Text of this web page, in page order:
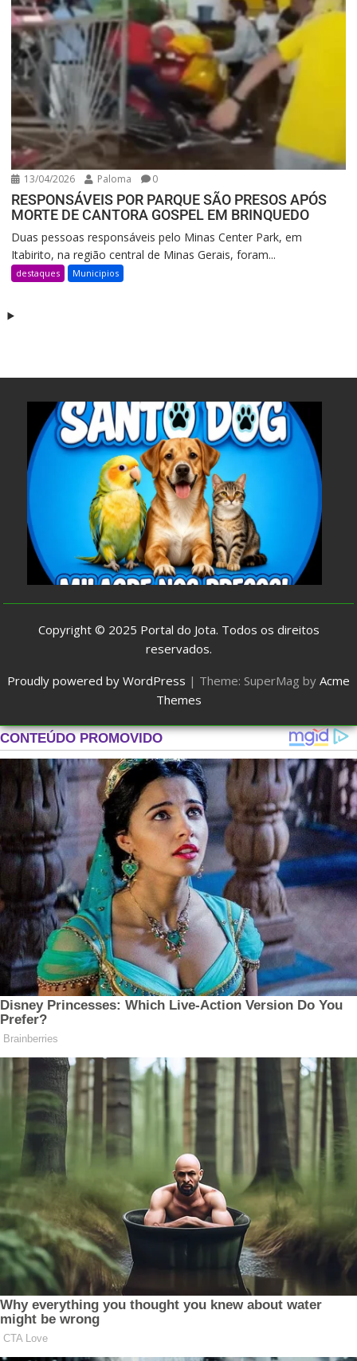
13/04/2026 Paloma 0
RESPONSÁVEIS POR PARQUE SÃO PRESOS APÓS
MORTE DE CANTORA GOSPEL EM BRINQUEDO
Duas pessoas responsáveis pelo Minas Center Park, em
Itabirito, na região central de Minas Gerais, foram...
destaques Municipios
Copyright © 2025 Portal do Jota. Todos os direitos
reservados.
Proudly powered by WordPress | Theme: SuperMag by Acme
Themes